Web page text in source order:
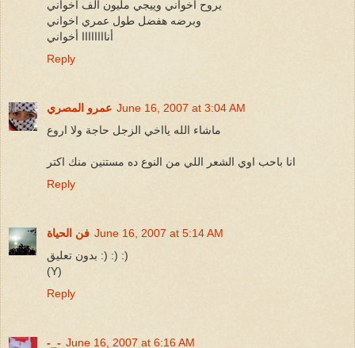
يروح اخواني وييجي مليون الف اخواني
وبرضه هفضل طول عمري اخواني
أناااااااا أخواني
Reply
عمرو المصري June 16, 2007 at 3:04 AM
ماشاء الله يااخي الزجل حاجة ولا اروع
انا باحب اوي الشعر اللي من النوع ده مستنين منك اكتر
Reply
فن الحياة June 16, 2007 at 5:14 AM
بدون تعليق :) :) :)
(Y)
Reply
-_- June 16, 2007 at 6:16 AM